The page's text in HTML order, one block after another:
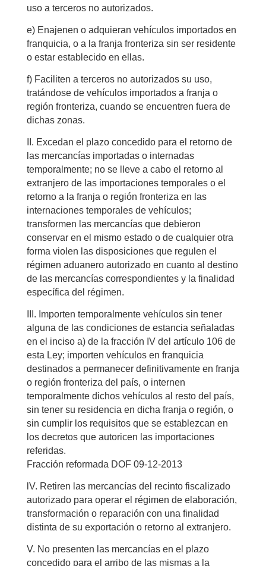
uso a terceros no autorizados.
e) Enajenen o adquieran vehículos importados en
franquicia, o a la franja fronteriza sin ser residente
o estar establecido en ellas.
f) Faciliten a terceros no autorizados su uso,
tratándose de vehículos importados a franja o
región fronteriza, cuando se encuentren fuera de
dichas zonas.
II. Excedan el plazo concedido para el retorno de
las mercancías importadas o internadas
temporalmente; no se lleve a cabo el retorno al
extranjero de las importaciones temporales o el
retorno a la franja o región fronteriza en las
internaciones temporales de vehículos;
transformen las mercancías que debieron
conservar en el mismo estado o de cualquier otra
forma violen las disposiciones que regulen el
régimen aduanero autorizado en cuanto al destino
de las mercancías correspondientes y la finalidad
específica del régimen.
III. Importen temporalmente vehículos sin tener
alguna de las condiciones de estancia señaladas
en el inciso a) de la fracción IV del artículo 106 de
esta Ley; importen vehículos en franquicia
destinados a permanecer definitivamente en franja
o región fronteriza del país, o internen
temporalmente dichos vehículos al resto del país,
sin tener su residencia en dicha franja o región, o
sin cumplir los requisitos que se establezcan en
los decretos que autoricen las importaciones
referidas.
Fracción reformada DOF 09-12-2013
lV. Retiren las mercancías del recinto fiscalizado
autorizado para operar el régimen de elaboración,
transformación o reparación con una finalidad
distinta de su exportación o retorno al extranjero.
V. No presenten las mercancías en el plazo
concedido para el arribo de las mismas a la